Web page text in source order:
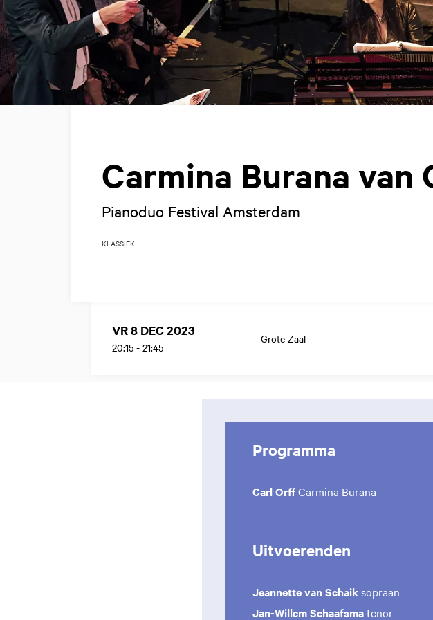
Carmina Burana van
Pianoduo Festival Amsterdam
KLASSIEK
VR 8 DEC 2023
20:15 - 21:45
Grote Zaal
Programma
Carl OrffCarmina Burana
Uitvoerenden
Jeannette van Schaiksopraan
Jan-Willem Schaafsmatenor